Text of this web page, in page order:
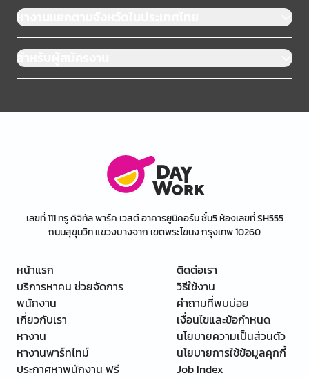
หางานแยกตามจังหวัดในประเทศไทย
สำหรับผู้สมัครงาน
เลขที่ 111 ทรู ดิจิทัล พาร์ค เวสต์ อาคารยูนิคอร์น ชั้น5 ห้องเลขที่ SH555
ถนนสุขุมวิท แขวงบางจาก เขตพระโขนง กรุงเทพ 10260
หน้าแรก
บริการหาคน ช่วยจัดการ
พนักงาน
เกี่ยวกับเรา
หางาน
หางานพาร์ทไทม์
ประกาศหาพนักงาน ฟรี
ติดต่อเรา
วิธีใช้งาน
คำถามที่พบบ่อย
เงื่อนไขและข้อกำหนด
นโยบายความเป็นส่วนตัว
นโยบายการใช้ข้อมูลคุกกี้
Job Index